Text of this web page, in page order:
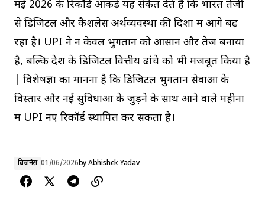
मई 2026 के रिकॉर्ड आंकड़े यह संकेत देते हैं कि भारत तेजी
से डिजिटल और कैशलेस अर्थव्यवस्था की दिशा में आगे बढ़
रहा है। UPI ने न केवल भुगतान को आसान और तेज बनाया
है, बल्कि देश के डिजिटल वित्तीय ढांचे को भी मजबूत किया है
| विशेषज्ञों का मानना है कि डिजिटल भुगतान सेवाओं के
विस्तार और नई सुविधाओं के जुड़ने के साथ आने वाले महीनों
में UPI नए रिकॉर्ड स्थापित कर सकता है।
बिजनेस 01/06/2026byAbhishek Yadav